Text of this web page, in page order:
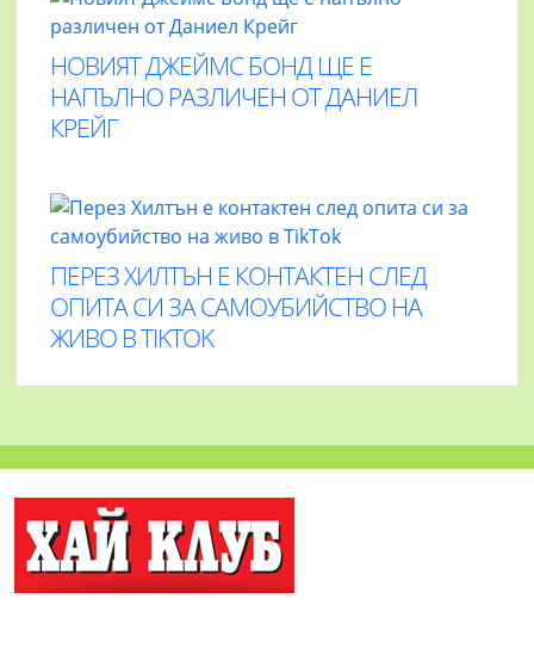
НОВИЯТ ДЖЕЙМС БОНД ЩЕ Е
НАПЪЛНО РАЗЛИЧЕН ОТ ДАНИЕЛ
КРЕЙГ
ПЕРЕЗ ХИЛТЪН Е КОНТАКТЕН СЛЕД
ОПИТА СИ ЗА САМОУБИЙСТВО НА
ЖИВО В TIKTOK